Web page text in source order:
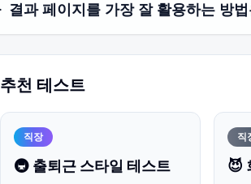
결과 페이지를 가장 잘 활용하는 방
추천 테스트
직장
🚇 출퇴근 스타일 테스트
직
😈